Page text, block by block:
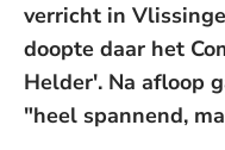
verricht in
doopte daar het
Helder'. Na afloop
"heel spannend,